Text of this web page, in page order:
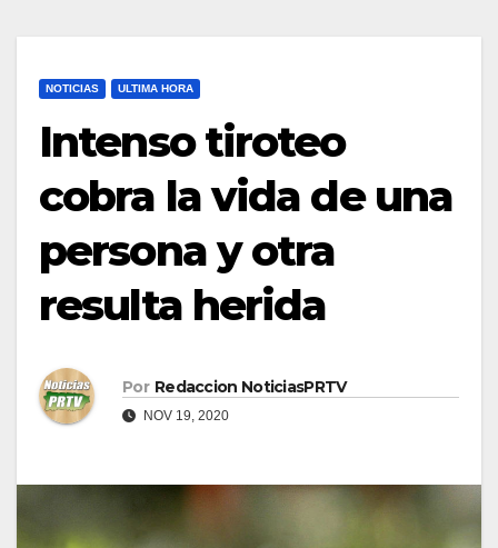
NOTICIAS ULTIMA HORA
Intenso tiroteo
cobra la vida de una
persona y otra
resulta herida
Por Redaccion NoticiasPRTV
NOV 19, 2020